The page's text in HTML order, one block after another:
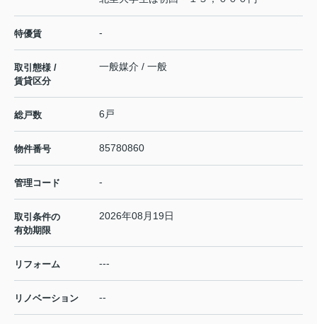
特優賃 -
取引態様 /
賃貸区分
一般媒介 / 一般
総戸数 6戸
物件番号 85780860
管理コード -
取引条件の
有効期限
2026年08月19日
リフォーム ---
リノベーション --